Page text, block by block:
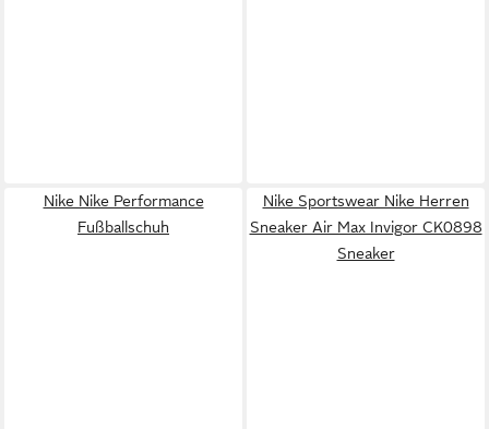
Nike Nike Performance
Fußballschuh
Nike Sportswear Nike Herren
Sneaker Air Max Invigor CK0898
Sneaker